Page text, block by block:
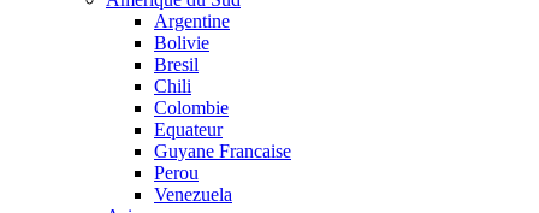
Argentine
Bolivie
Bresil
Chili
Colombie
Equateur
Guyane Francaise
Perou
Venezuela